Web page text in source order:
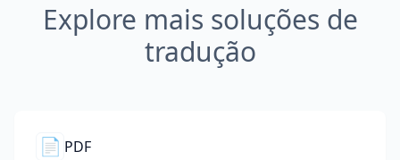
Explore mais soluções de
tradução
📄 PDF